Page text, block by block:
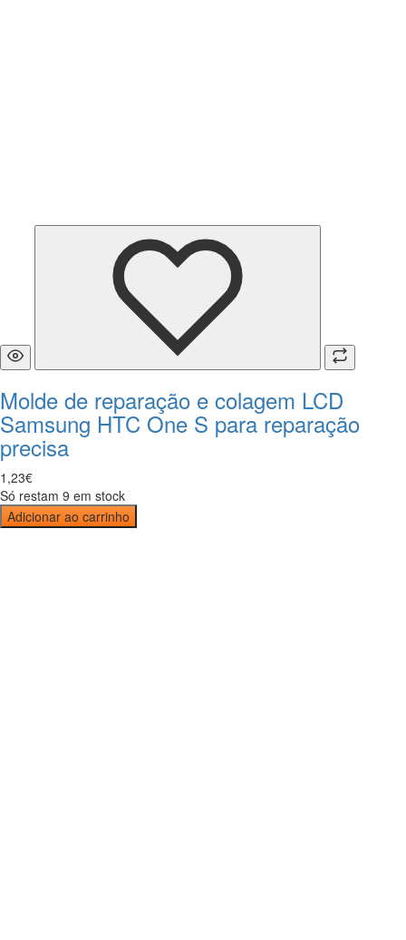
Molde de reparação e colagem LCD
Samsung HTC One S para reparação
precisa
1 ,23€
Só restam 9 em stock
Adicionar ao carrinho